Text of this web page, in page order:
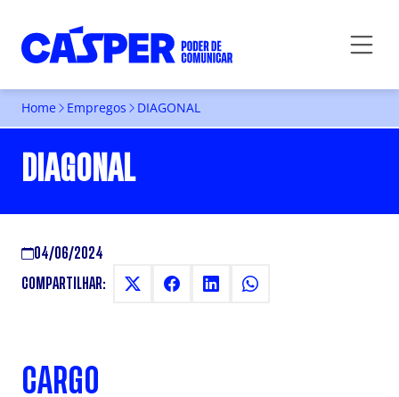
Home Empregos DIAGONAL
DIAGONAL
04/06/2024
COMPARTILHAR:
CARGO